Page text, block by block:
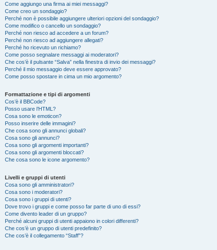
Come aggiungo una firma ai miei messaggi?
Come creo un sondaggio?
Perché non è possibile aggiungere ulteriori opzioni del sondaggio?
Come modifico o cancello un sondaggio?
Perché non riesco ad accedere a un forum?
Perché non riesco ad aggiungere allegati?
Perché ho ricevuto un richiamo?
Come posso segnalare messaggi ai moderatori?
Che cos’è il pulsante “Salva” nella finestra di invio dei messaggi?
Perché il mio messaggio deve essere approvato?
Come posso spostare in cima un mio argomento?
Formattazione e tipi di argomenti
Cos’è il BBCode?
Posso usare l’HTML?
Cosa sono le emoticon?
Posso inserire delle immagini?
Che cosa sono gli annunci globali?
Cosa sono gli annunci?
Cosa sono gli argomenti importanti?
Cosa sono gli argomenti bloccati?
Che cosa sono le icone argomento?
Livelli e gruppi di utenti
Cosa sono gli amministratori?
Cosa sono i moderatori?
Cosa sono i gruppi di utenti?
Dove trovo i gruppi e come posso far parte di uno di essi?
Come divento leader di un gruppo?
Perché alcuni gruppi di utenti appaiono in colori differenti?
Che cos’è un gruppo di utenti predefinito?
Che cos’è il collegamento “Staff”?